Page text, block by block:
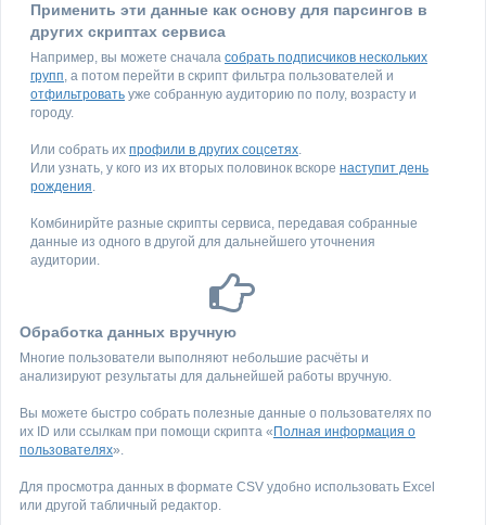
Применить эти данные как основу для парсингов в
других скриптах сервиса
Например, вы можете сначала собрать подписчиков нескольких
групп, а потом перейти в скрипт фильтра пользователей и
отфильтровать уже собранную аудиторию по полу, возрасту и
городу.
Или собрать их профили в других соцсетях.
Или узнать, у кого из их вторых половинок вскоре наступит день
рождения.
Комбинирйте разные скрипты сервиса, передавая собранные
данные из одного в другой для дальнейшего уточнения
аудитории.
Обработка данных вручную
Многие пользователи выполняют небольшие расчёты и
анализируют результаты для дальнейшей работы вручную.
Вы можете быстро собрать полезные данные о пользователях по
их ID или ссылкам при помощи скрипта « Полная информация о
пользователях».
Для просмотра данных в формате CSV удобно использовать Excel
или другой табличный редактор.